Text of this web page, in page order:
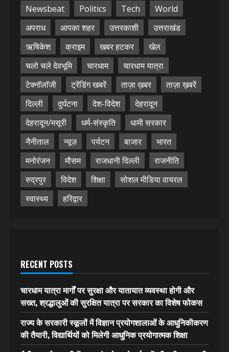
Newsbeat
Politics Tech
World
अपराध
आपका शहर उत्तरकाशी
उत्तराखंड
ऋषिकेश
क्राइम खबर हटकर
खेल
चलो चले देवभूमि
चारधाम
चारधाम यात्रा
टेक्नॉलॉजी
ट्रेंडिंग खबरें ताज़ा ख़बर
ताज़ा ख़बरें
दिल्ली
दुर्घटना देश-विदेश
देहरादून
देहरादून/मसूरी
धर्म-संस्कृति
धामी सरकार
नैनीताल
न्यूज़ पर्यटन बाजार
भारत
मनोरंजन
मौसम राजधानी दिल्ली
राजनीति
रुद्रपुर
विदेश शिक्षा
सोशल मीडिया वायरल
स्वास्थ्य
हरिद्वार
RECENT POSTS
चारधाम यात्रा मार्गों पर सुरक्षा और यातायात व्यवस्था होगी और
सख्त, श्रद्धालुओं की सुरक्षित यात्रा पर सरकार का विशेष फोकस
राज्य के सरकारी स्कूलों में विज्ञान प्रयोगशालाओं के आधुनिकीकरण
की तैयारी, विद्यार्थियों को मिलेगी आधुनिक प्रयोगात्मक शिक्षा